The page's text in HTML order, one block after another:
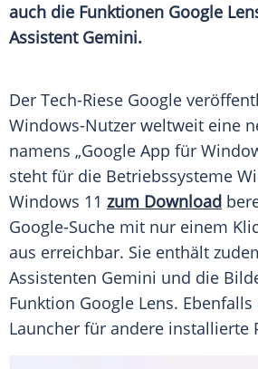
auch die Funktionen Google
Assistent Gemini.
Der Tech-Riese Google
Windows-Nutzer weltweit eine
namens „Google App für
steht für die Betriebssysteme
Windows 11 zum Download
Google-Suche mit nur einem
aus erreichbar. Sie enthält
Assistenten Gemini und die
Funktion Google Lens.
Launcher für andere installierte